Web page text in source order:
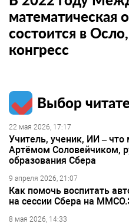
математическая
состоится в
конгресс
Выбор
22 мая 2026, 17:17
Учитель, ученик, ИИ –
Артёмом Соловейчиком,
образования Сбера
9 апреля 2026, 21:07
Как помочь воспитать
на сессии Сбера на
8 мая 2026, 14:33